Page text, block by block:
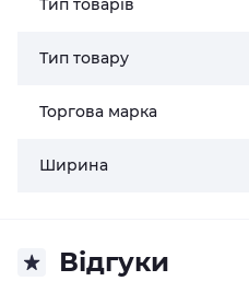
Тип товарів
Тип товару
Торгова марка
Ширина
Відгуки